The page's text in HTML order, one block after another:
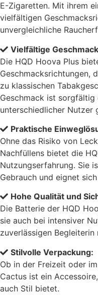
E-Zigaretten. Mit ihrem
vielfältigen
unvergleichliche
Vielfältige
Die HQD Hoova Plus
Geschmacksrichtungen,
zu klassischen
Geschmack ist
unterschiedlicher Nutzer
Praktische
Ohne das Risiko von
Nachfüllens bietet die
Nutzungserfahrung. Sie
Gebrauch und eignet
Hohe Qualität und
Die Batterie der HQD
sie auch bei intensiver
zuverlässigen Begleiterin
Stilvolle Verpackung:
Ob in der Freizeit oder
Cactus ist ein
auch Stil bietet.